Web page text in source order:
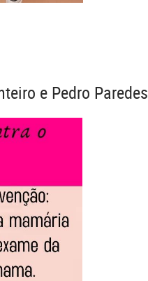
e Pedro Paredes